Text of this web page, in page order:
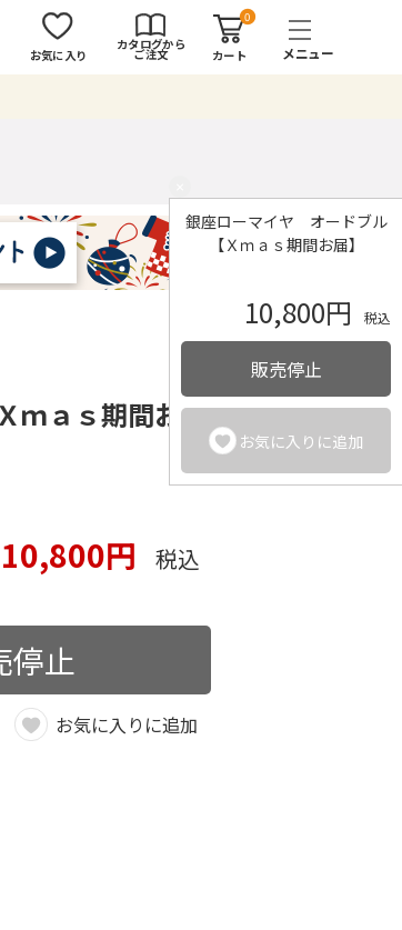
お気に入り
カタログから
ご注文
0
カート
銀座ローマイヤ オードブル
【Ｘｍａｓ期間お届】
10,800円 税込
販売停止
お気に入りに追加
ａｓ期間お
10,800円 税込
停止
お気に入りに追加